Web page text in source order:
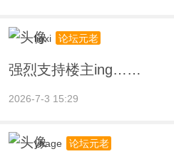
ligxi 论坛元老
强烈支持楼主ing……
2026-7-3 15:29
yhage 论坛元老